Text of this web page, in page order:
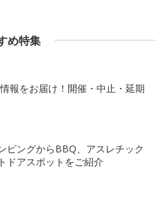
め特集
報をお届け！開催・中止・延期
ピングからBBQ、アスレチック
ドアスポットをご紹介